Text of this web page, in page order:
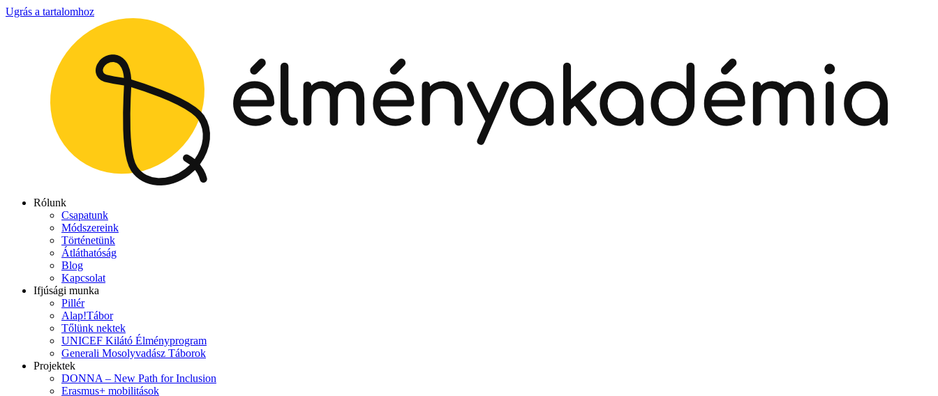
Ugrás a tartalomhoz
Rólunk
Csapatunk
Módszereink
Történetünk
Átláthatóság
Blog
Kapcsolat
Ifjúsági munka
Pillér
Alap!Tábor
Tőlünk nektek
UNICEF Kilátó Élményprogram
Generali Mosolyvadász Táborok
Projektek
DONNA – New Path for Inclusion
Erasmus+ mobilitások